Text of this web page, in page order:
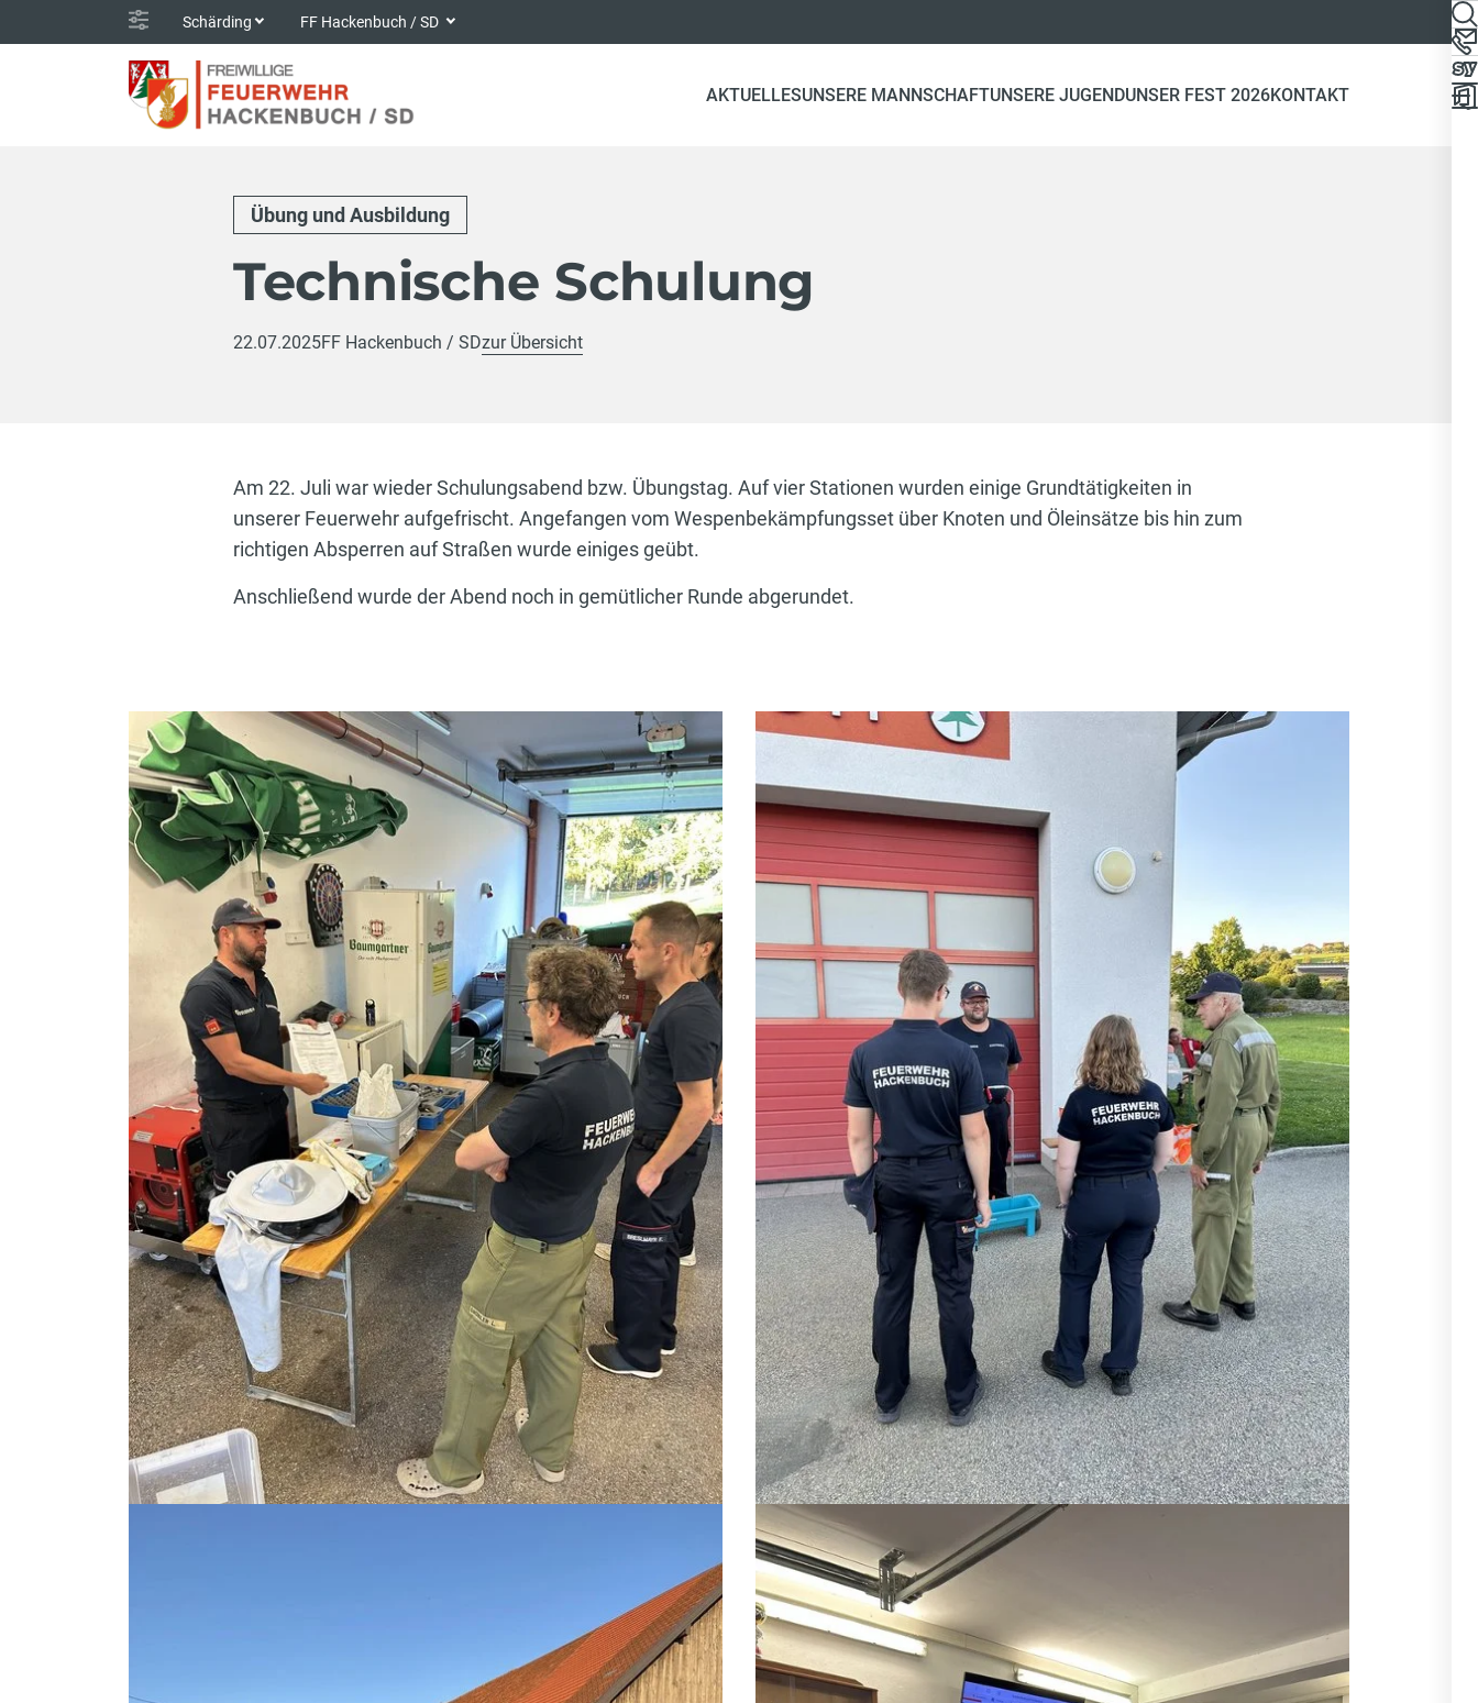
Schärding FF Hackenbuch / SD
AKTUELLESUNSERE MANNSCHAFTUNSERE JUGENDUNSER FEST 2026KONTAKT
Übung und Ausbildung
Technische Schulung
22.07.2025FF Hackenbuch / SDzur Übersicht
Am 22. Juli war wieder Schulungsabend bzw. Übungstag. Auf vier Stationen wurden einige Grundtätigkeiten in
unserer Feuerwehr aufgefrischt. Angefangen vom Wespenbekämpfungsset über Knoten und Öleinsätze bis hin zum
richtigen Absperren auf Straßen wurde einiges geübt.
Anschließend wurde der Abend noch in gemütlicher Runde abgerundet.